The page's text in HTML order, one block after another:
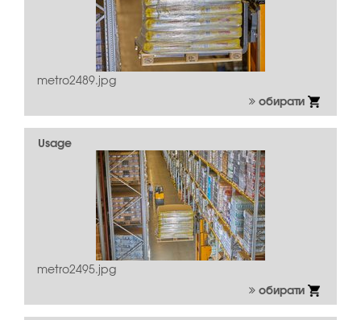
metro2489.jpg
обирати
Usage
metro2495.jpg
обирати